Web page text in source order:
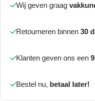
Wij geven graag
Retourneren binnen 30
Klanten geven ons een
Bestel nu, betaal later!